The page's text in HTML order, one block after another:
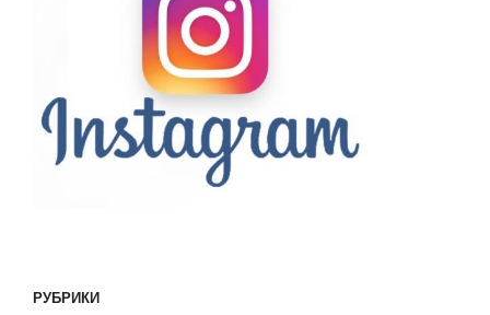
РУБРИКИ